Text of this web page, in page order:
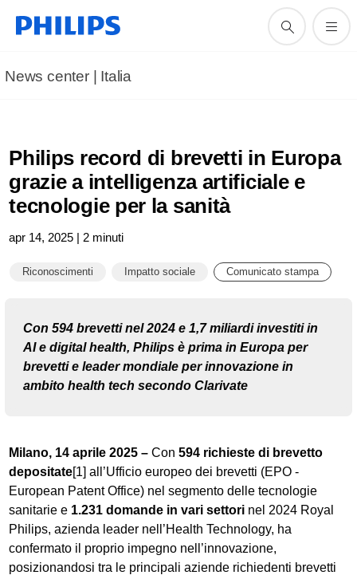
News center | Italia
Philips record di brevetti in Europa
grazie a intelligenza artificiale e
tecnologie per la sanità
apr 14, 2025 | 2 minuti
Riconoscimenti Impatto sociale Comunicato stampa
Con 594 brevetti nel 2024 e 1,7 miliardi investiti in
AI e digital health, Philips è prima in Europa per
brevetti e leader mondiale per innovazione in
ambito health tech secondo Clarivate
Milano, 14 aprile 2025 – Con594 richieste di brevetto
depositate[1] all’Ufficio europeo dei brevetti (EPO -
European Patent Office) nel segmento delle tecnologie
sanitarie e 1.231 domande in vari settori nel 2024 Royal
Philips, azienda leader nell’Health Technology, ha
confermato il proprio impegno nell’innovazione,
posizionandosi tra le principali aziende richiedenti brevetti